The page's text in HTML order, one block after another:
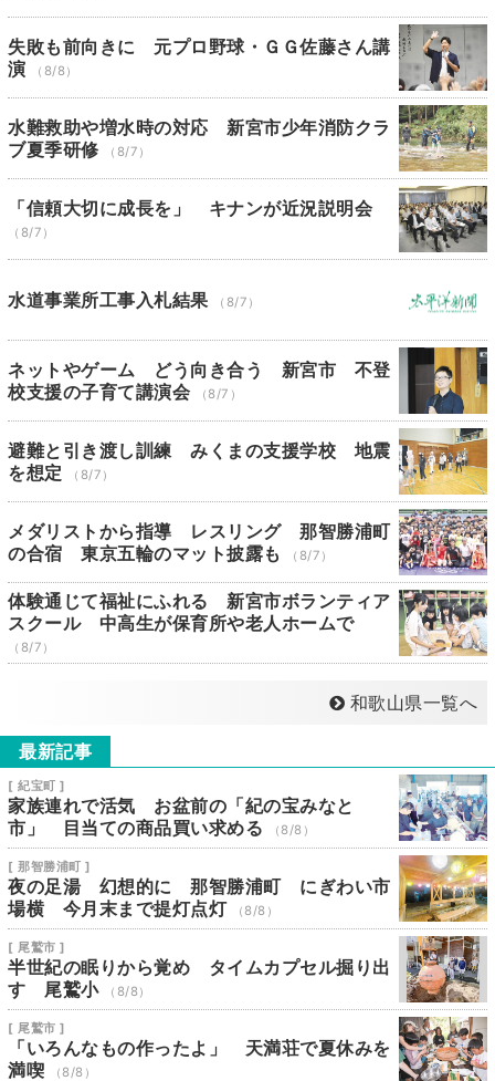
失敗も前向きに 元プロ野球・ＧＧ佐藤さん講
演
（8/8）
水難救助や増水時の対応 新宮市少年消防クラ
ブ夏季研修
（8/7）
「信頼大切に成長を」 キナンが近況説明会
（8/7）
水道事業所工事入札結果 （8/7）
ネットやゲーム どう向き合う 新宮市 不登
校支援の子育て講演会
（8/7）
避難と引き渡し訓練 みくまの支援学校 地震
を想定
（8/7）
メダリストから指導 レスリング 那智勝浦町
の合宿 東京五輪のマット披露も
（8/7）
体験通じて福祉にふれる 新宮市ボランティア
スクール 中高生が保育所や老人ホームで
（8/7）
和歌山県一覧へ
最新記事
[ 紀宝町 ]
家族連れで活気 お盆前の「紀の宝みなと
市」 目当ての商品買い求める
（8/8）
[ 那智勝浦町 ]
夜の足湯 幻想的に 那智勝浦町 にぎわい市
場横 今月末まで提灯点灯
（8/8）
[ 尾鷲市 ]
半世紀の眠りから覚め タイムカプセル掘り出
す 尾鷲小
（8/8）
[ 尾鷲市 ]
「いろんなもの作ったよ」 天満荘で夏休みを
満喫
（8/8）